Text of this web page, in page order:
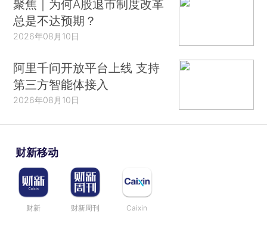
聚焦｜为何A股退市制度改革
总是不达预期？
2026年08月10日
阿里千问开放平台上线 支持
第三方智能体接入
2026年08月10日
财新移动
财新 财新周刊 Caixin